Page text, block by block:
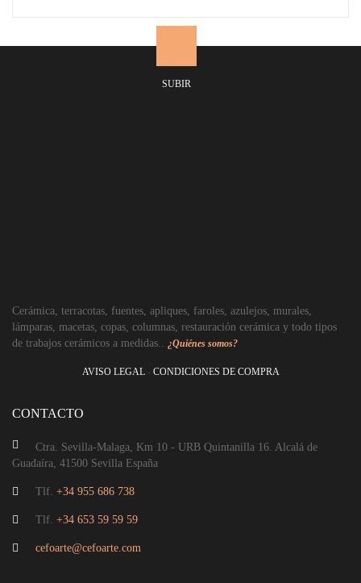
Cerámica, terracotas, fuentes, apliques, faroles, azulejos, murales,
lámparas, macetas, copas, columnas, restauración cerámica y todo tipos
de trabajos cerámicos a medidas.. ¿Quiénes somos?
AVISO LEGAL- CONDICIONES DE COMPRA
CONTACTO
Ctra. Sevilla-Malaga, Km 10 - URB Quintanilla 16. Alcalá de
Guadaíra, 41500 Sevilla España
Tlf. +34 955 686 738
Tlf. +34 653 59 59 59
cefoarte@cefoarte.com
SUBIR